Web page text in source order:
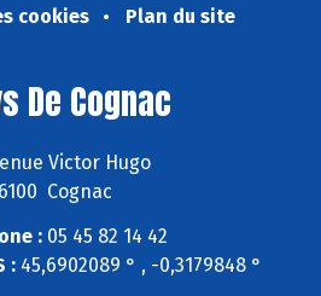
cookies
Plan du site
De Cognac
Victor Hugo
Cognac
:05 45 82 14 42
: 45,6902089 ° , -0,3179848 °